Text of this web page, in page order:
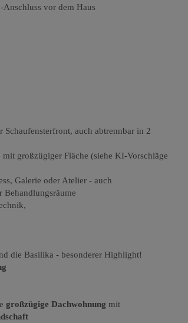
vor dem Haus
auch abtrennbar in 2
großzügiger Fläche (siehe KI-Vorschläge
Galerie oder Atelier - auch
Behandlungsräume
die Basilika - besonderer Highlight!
großzügige Dachwohnung mit